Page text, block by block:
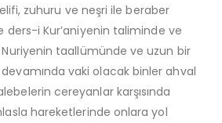
zuhuru ve neşri ile beraber
i Kur’aniyenin taliminde ve
taallümünde ve uzun bir
vaki olacak binler ahval
cereyanlar karşısında
hareketlerinde onlara yol